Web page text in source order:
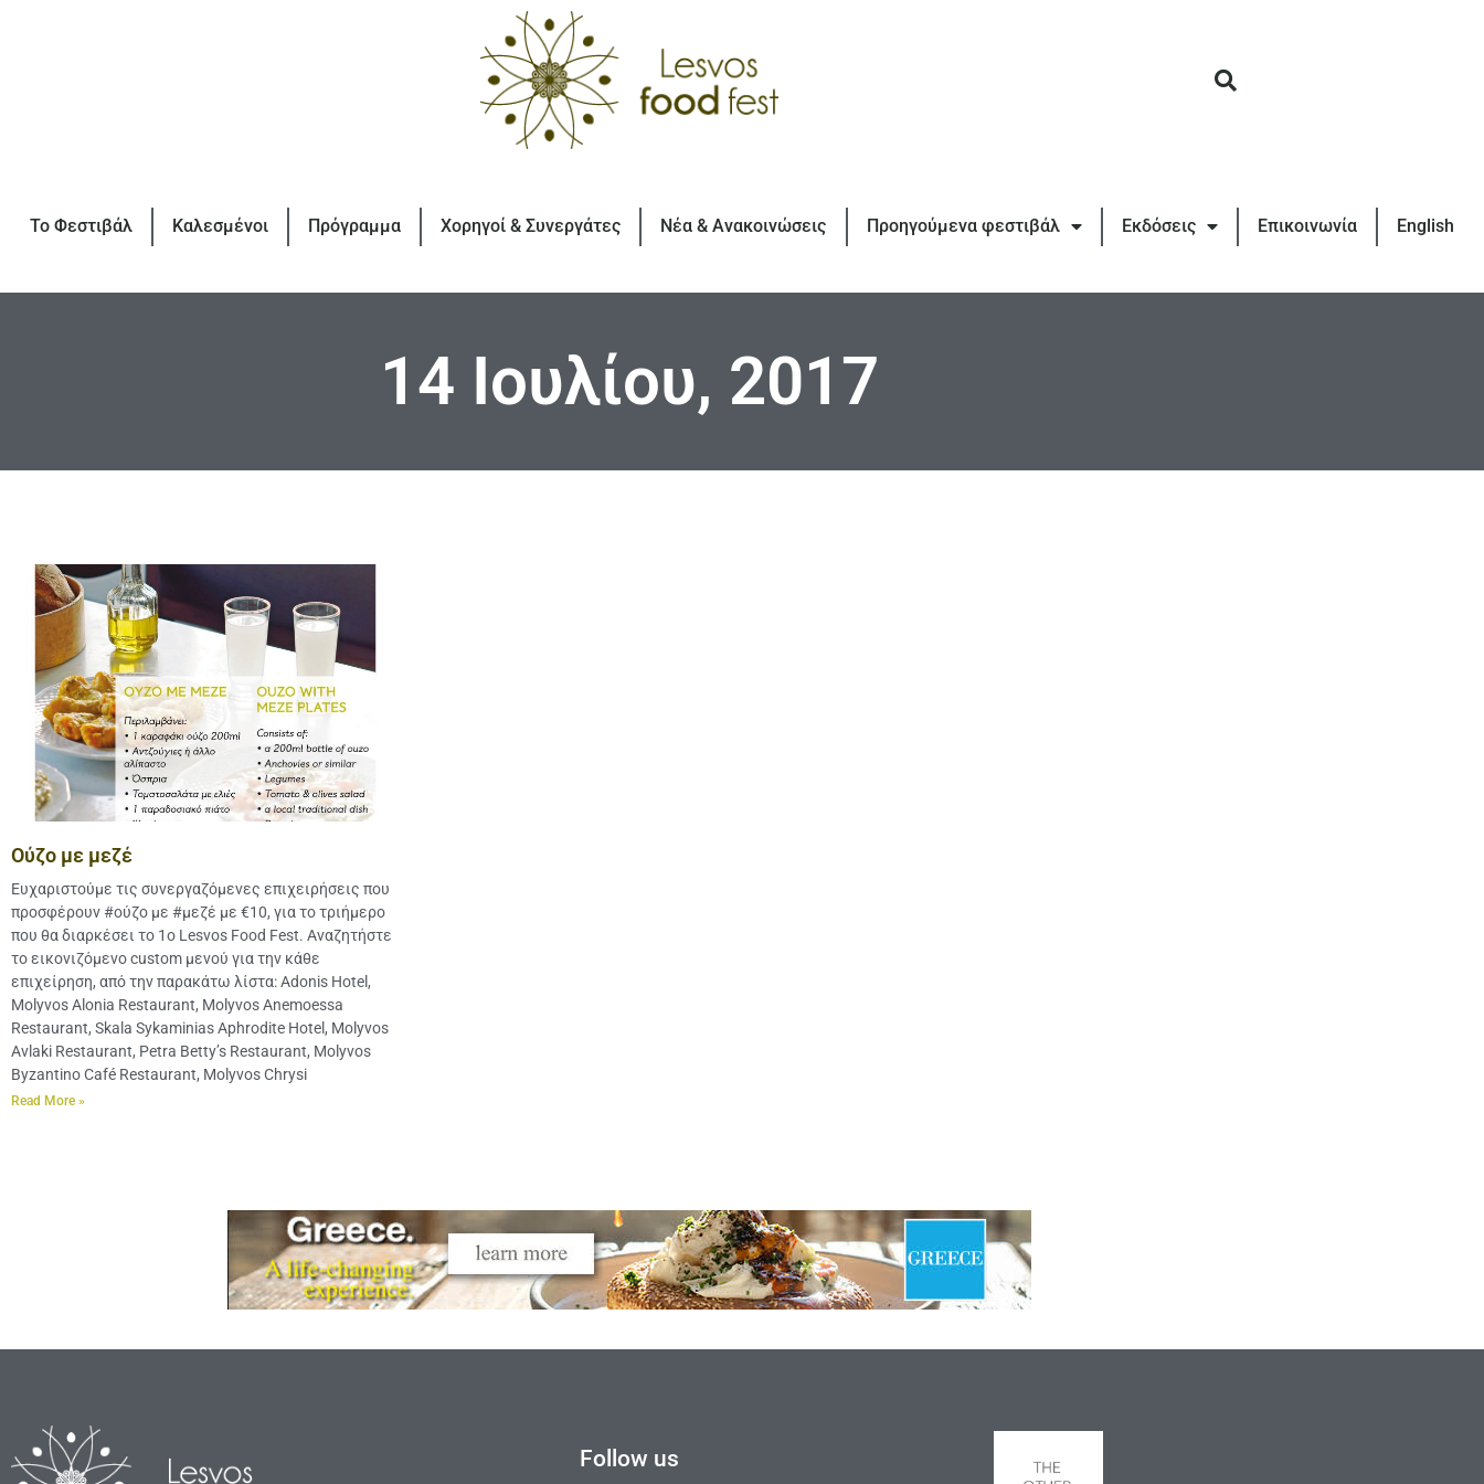
Το Φεστιβάλ Καλεσμένοι Πρόγραμμα Χορηγοί & Συνεργάτες Νέα & Ανακοινώσεις Προηγούμενα φεστιβάλ Εκδόσεις Επικοινωνία English
14 Ιουλίου, 2017
Ούζο με μεζέ
Ευχαριστούμε τις συνεργαζόμενες επιχειρήσεις που
προσφέρουν #ούζο με #μεζέ με €10, για το τριήμερο
που θα διαρκέσει το 1ο Lesvos Food Fest. Αναζητήστε
το εικονιζόμενο custom μενού για την κάθε
επιχείρηση, από την παρακάτω λίστα: Adonis Hotel,
Molyvos Alonia Restaurant, Molyvos Anemoessa
Restaurant, Skala Sykaminias Aphrodite Hotel, Molyvos
Avlaki Restaurant, Petra Betty’s Restaurant, Molyvos
Byzantino Café Restaurant, Molyvos Chrysi
Read More »
Follow us